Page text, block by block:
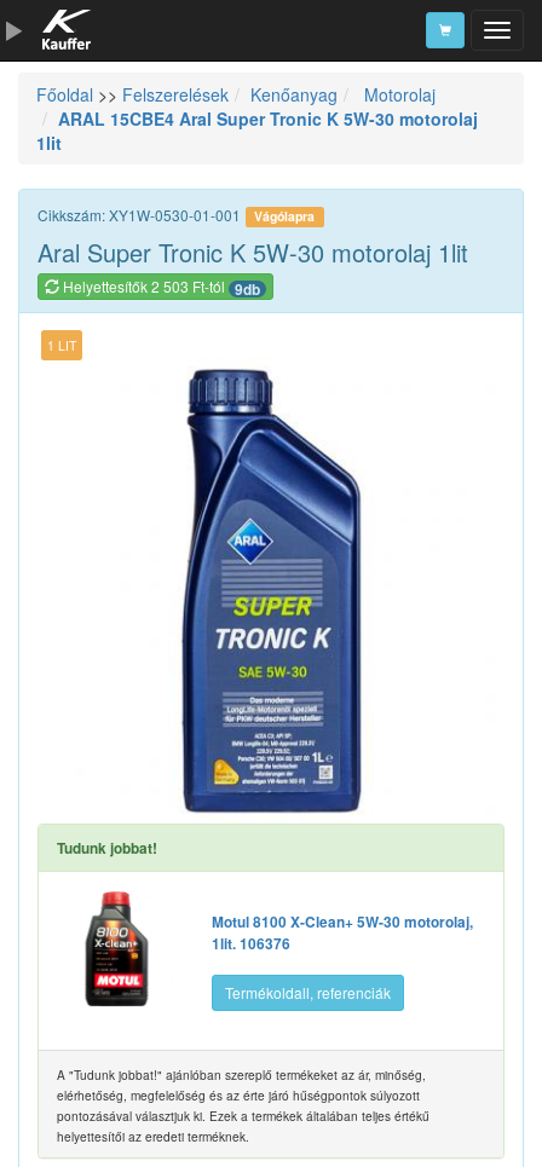
Szerszámkatalógus
Kosár
Alkatrészek
Főoldal >> Felszerelések Kenőanyag
Motorolaj
ARAL 15CBE4 Aral Super Tronic K 5W-30 motorolaj
1lit
Cikkszám: XY1W-0530-01-001 Vágólapra
Aral Super Tronic K 5W-30 motorolaj 1lit
Helyettesítők 2 503 Ft-tól 9db
1 LIT
Tudunk jobbat!
Motul 8100 X-Clean+ 5W-30 motorolaj,
1lit. 106376
Termékoldall, referenciák
A "Tudunk jobbat!" ajánlóban szereplő termékeket az ár, minőség,
elérhetőség, megfelelőség és az érte járó hűségpontok súlyozott
pontozásával választjuk ki. Ezek a termékek általában teljes értékű
helyettesítői az eredeti terméknek.